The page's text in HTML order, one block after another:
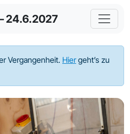
24.6.2027
Vergangenheit. Hiergeht’s zu